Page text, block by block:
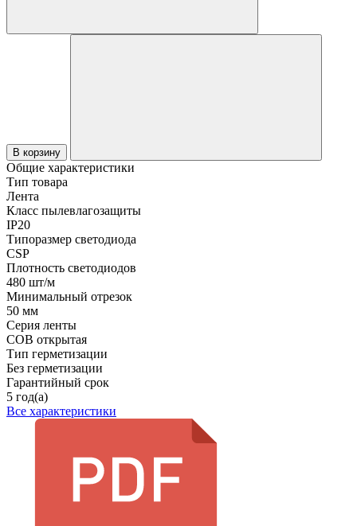
В корзину
Общие характеристики
Тип товара
Лента
Класс пылевлагозащиты
IP20
Типоразмер светодиода
CSP
Плотность светодиодов
480 шт/м
Минимальный отрезок
50 мм
Серия ленты
COB открытая
Тип герметизации
Без герметизации
Гарантийный срок
5 год(а)
Все характеристики